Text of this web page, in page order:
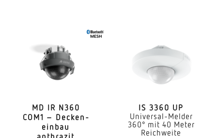
Montagehöhe
Montagehöhe max
MD IR N360
COM1 – Decken­
einbau
IS 3360 UP
Universal-Melder
360° mit 40 Meter
Reichweite